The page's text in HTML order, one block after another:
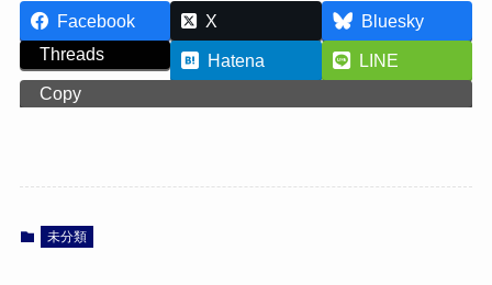
Facebook X
Bluesky
Threads
Hatena
LINE
Copy
未分類